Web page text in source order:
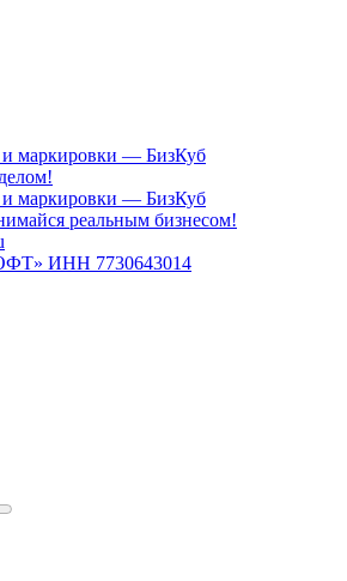
маркировки — БизКуб
маркировки — БизКуб
реальным бизнесом!
ИНН 7730643014